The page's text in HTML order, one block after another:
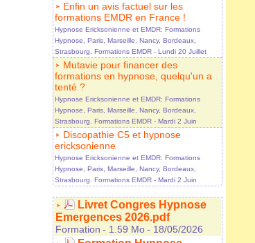
Enfin un avis factuel sur les
formations EMDR en France !
Hypnose Ericksonienne et EMDR: Formations
Hypnose, Paris, Marseille, Nancy, Bordeaux,
Strasbourg. Formations EMDR - Lundi 20 Juillet
Mutavie pour financer des
formations en hypnose, quelqu'un a
tenté ?
Hypnose Ericksonienne et EMDR: Formations
Hypnose, Paris, Marseille, Nancy, Bordeaux,
Strasbourg. Formations EMDR - Mardi 2 Juin
Discopathie C5 et hypnose
ericksonienne
Hypnose Ericksonienne et EMDR: Formations
Hypnose, Paris, Marseille, Nancy, Bordeaux,
Strasbourg. Formations EMDR - Mardi 2 Juin
Livret Congres Hypnose
Emergences 2026.pdf
Formation - 1.59 Mo- 18/05/2026